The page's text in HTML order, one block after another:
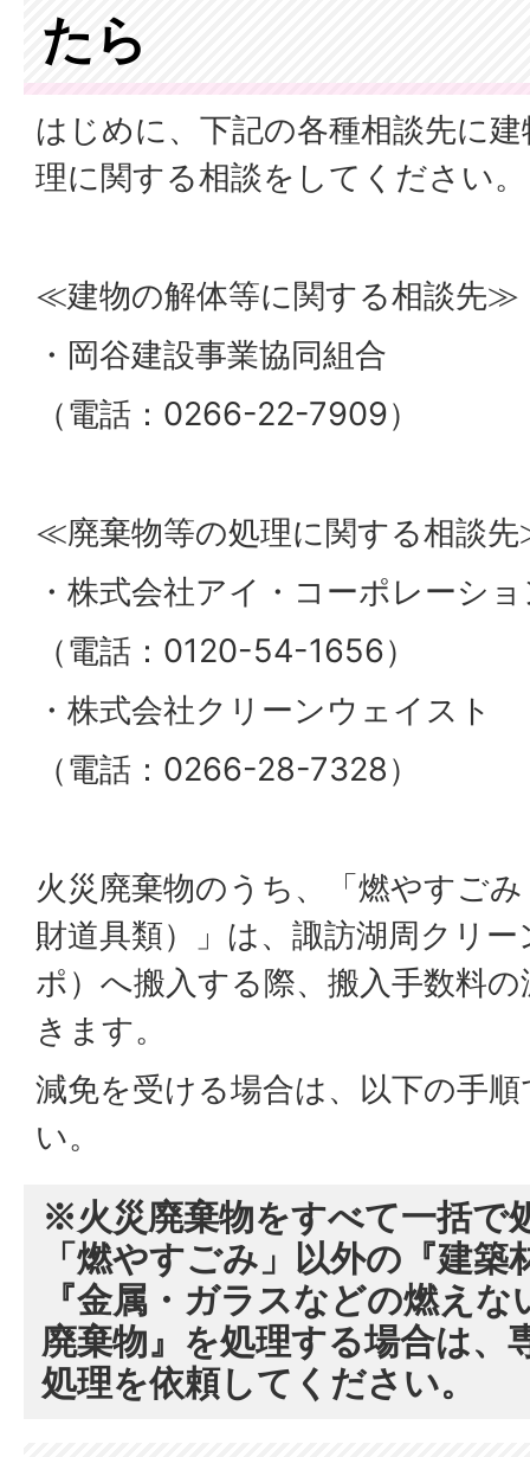
たら
はじめに、下記の各種相談先に
理に関する相談をしてください。
≪建物の解体等に関する相談先≫
・岡谷建設事業協同組合
（電話：0266-22-7909）
≪廃棄物等の処理に関する相談
・株式会社アイ・コーポレーシ
（電話：0120-54-1656）
・株式会社クリーンウェイスト
（電話：0266-28-7328）
火災廃棄物のうち、「燃やすご
財道具類）」は、諏訪湖周クリ
ポ）へ搬入する際、搬入手数料
きます。
減免を受ける場合は、以下の手
い。
※火災廃棄物をすべて一括で
「燃やすごみ」以外の『建
『金属・ガラスなどの燃え
廃棄物』を処理する場合は、
処理を依頼してください。